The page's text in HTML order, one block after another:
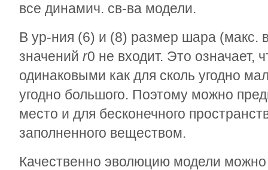
все динамич. св-ва модели.
В ур-ния (6) и (8) размер шара (макс.
значений r0 не входит. Это означает,
одинаковыми как для сколь угодно
угодно большого. Поэтому можно
место и для бесконечного
заполненного веществом.
Качественно эволюцию модели